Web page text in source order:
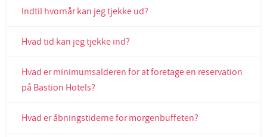
Indtil hvornår kan jeg tjekke ud?
Hvad tid kan jeg tjekke ind?
Hvad er minimumsalderen for at foretage en reservation
på Bastion Hotels?
Hvad er åbningstiderne for morgenbuffeten?